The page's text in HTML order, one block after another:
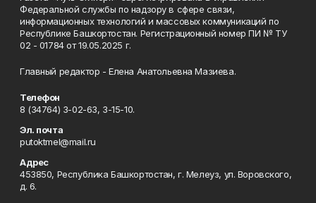
Федеральной службы по надзору в сфере связи,
информационных технологий и массовых коммуникаций по
Республике Башкортостан. Регистрационный номер ПИ № ТУ
02 - 01784 от 19.05.2025 г.
Главный редактор - Елена Анатольевна Мазиева.
Телефон
8 (34764) 3-02-63, 3-15-10.
Эл. почта
putoktmel@mail.ru
Адрес
453850, Республика Башкортостан, г. Мелеуз, ул. Воровского,
д. 6.